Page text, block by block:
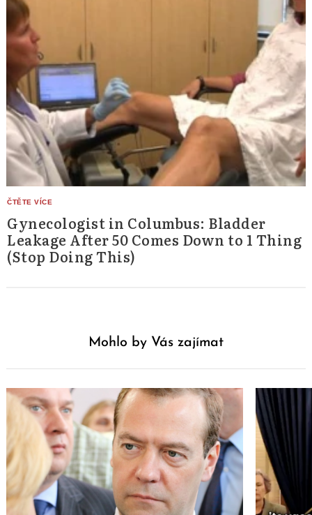
Gynecologist in Columbus: Bladder
Leakage After 50 Comes Down to 1 Thing
(Stop Doing This)
Mohlo by Vás zajímat